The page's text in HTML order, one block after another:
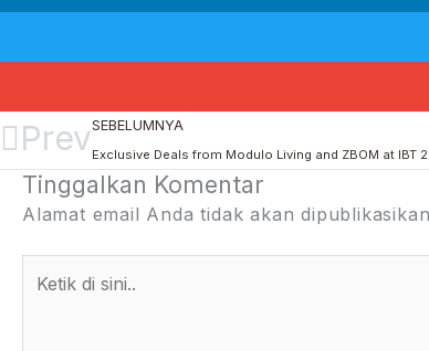
PrevSEBELUMNYA
Exclusive Deals from Modulo Living and ZBOM at IBT
Tinggalkan Komentar
Alamat email Anda tidak akan